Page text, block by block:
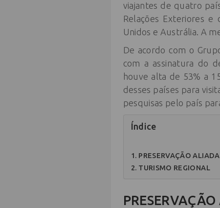
viajantes de quatro
Relações Exteriores
Unidos e Austrália. A
De acordo com o
com a assinatura do
houve alta de 53% a
desses países para
pesquisas pelo país
Índice
PRESERVAÇÃO
TURISMO REGIONAL